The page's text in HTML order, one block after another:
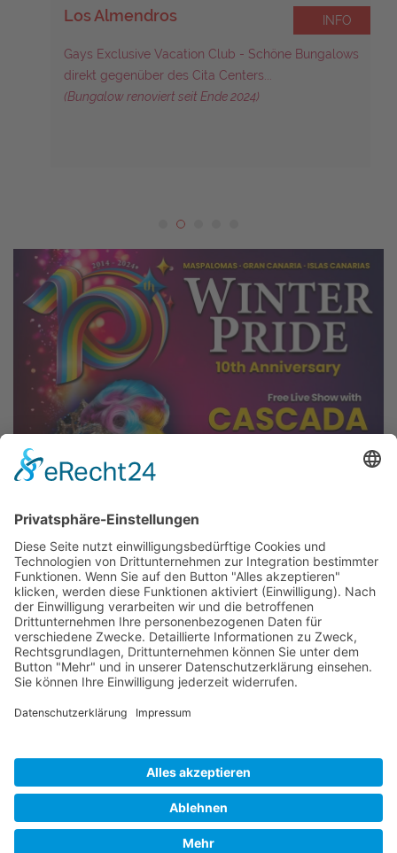
Los Almendros INFO
Gays Exclusive Vacation Club - Schöne Bungalows
direkt gegenüber des Cita Centers...
(Bungalow renoviert seit Ende 2024)
Impressum
Datenschutzbestimmungen
Haftungsausschluß - AGB
Copyright © 2017 inked2design Werbeagentur